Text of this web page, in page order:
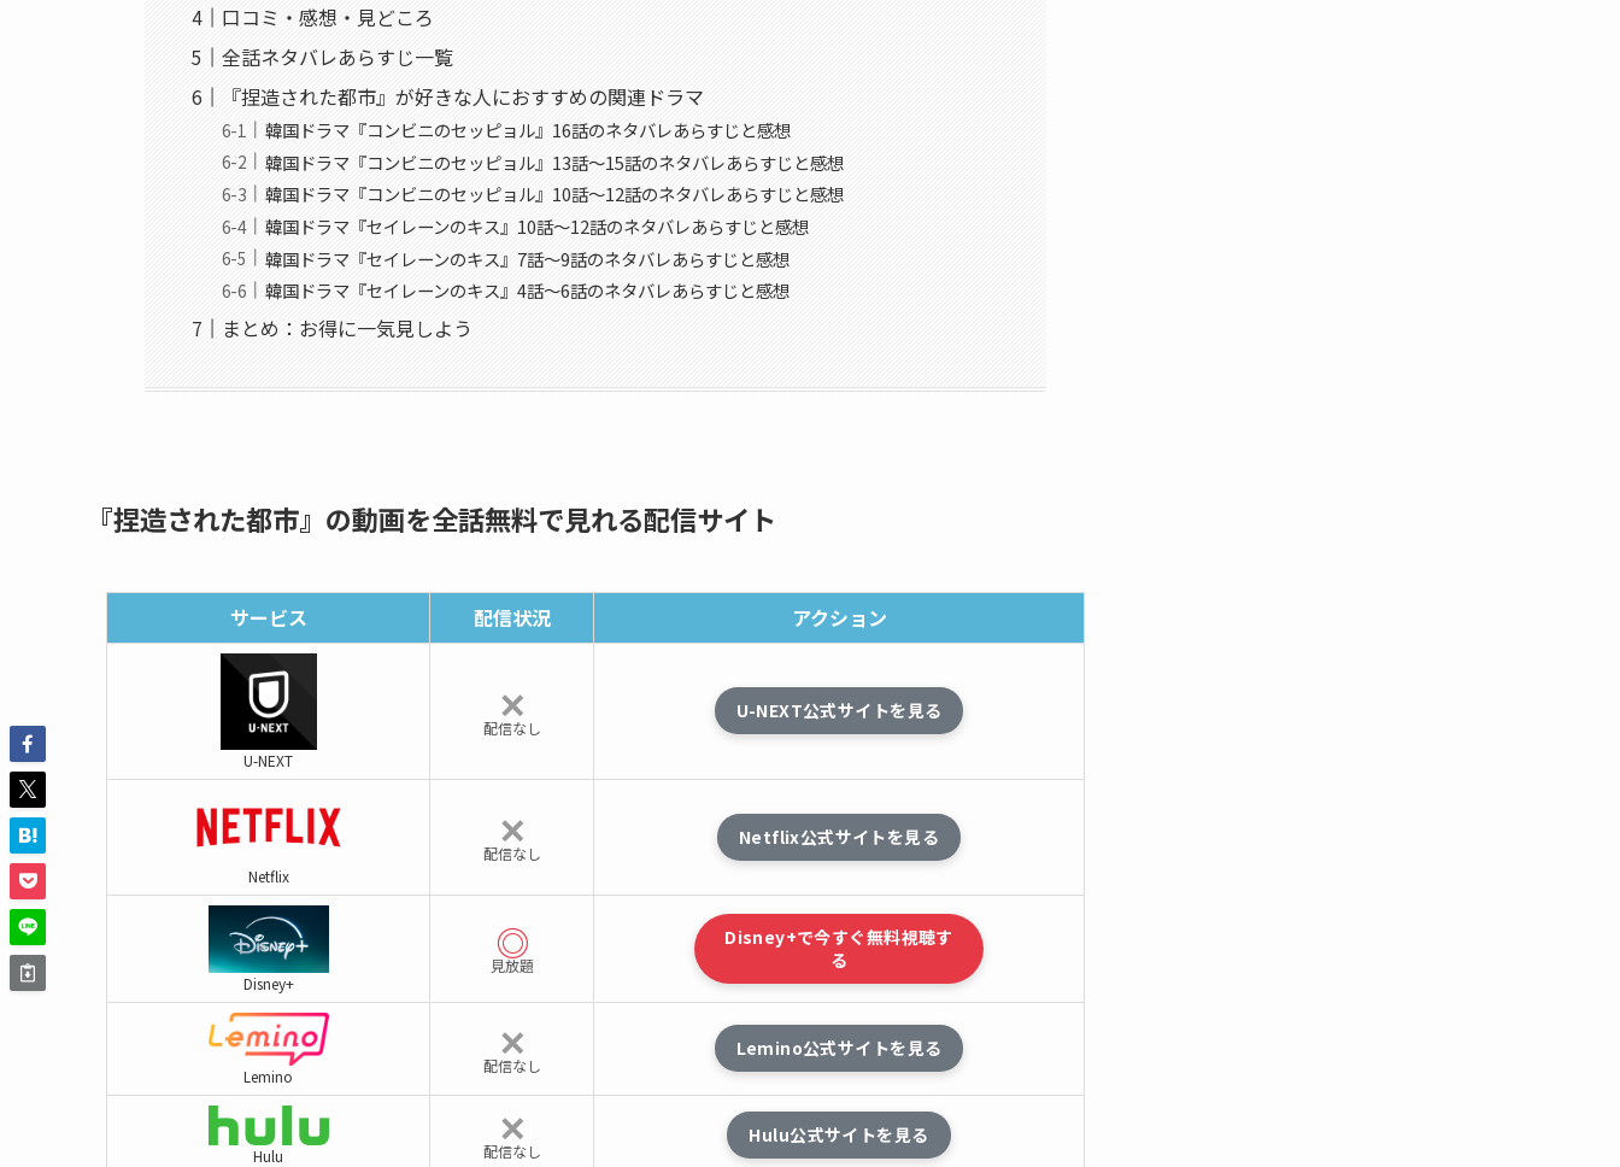
口コミ・感想・見どころ
全話ネタバレあらすじ一覧
『捏造された都市』が好きな人におすすめの関連ドラマ
韓国ドラマ『コンビニのセッピョル』16話のネタバレあらすじと感想
韓国ドラマ『コンビニのセッピョル』13話〜15話のネタバレあらすじと感想
韓国ドラマ『コンビニのセッピョル』10話〜12話のネタバレあらすじと感想
韓国ドラマ『セイレーンのキス』10話〜12話のネタバレあらすじと感想
韓国ドラマ『セイレーンのキス』7話〜9話のネタバレあらすじと感想
韓国ドラマ『セイレーンのキス』4話〜6話のネタバレあらすじと感想
まとめ：お得に一気見しよう
『捏造された都市』の動画を全話無料で見れる配信サイト
サービス 配信状況 アクション
U-NEXT
✕
配信なし
U-NEXT公式サイトを見る
Netflix
✕
配信なし
Netflix公式サイトを見る
Disney+
◎
見放題
Disney+で今すぐ無料視聴す
る
Lemino
✕
配信なし
Lemino公式サイトを見る
Hulu
✕
配信なし
Hulu公式サイトを見る